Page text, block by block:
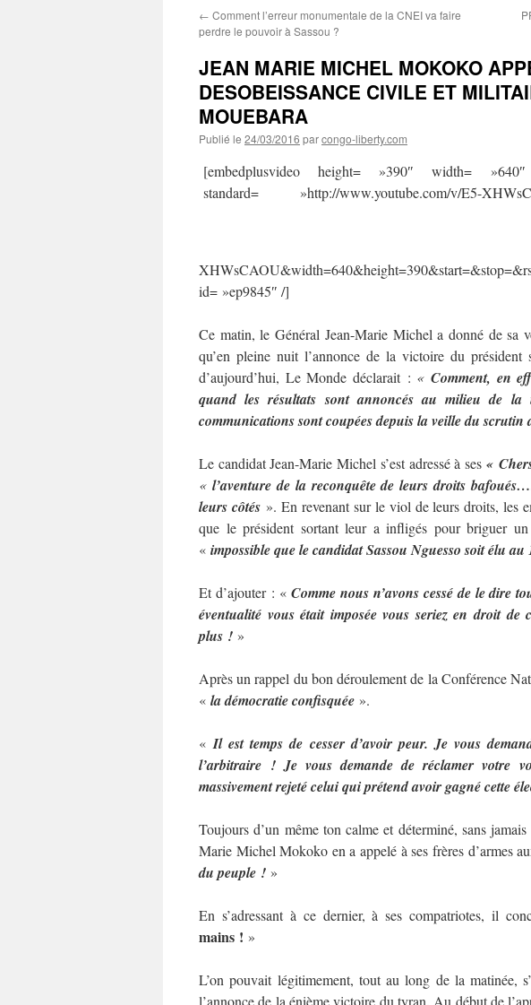
← Comment l’erreur monumentale de la CNEI va faire
perdre le pouvoir à Sassou ?
JEAN MARIE MICHEL MOKOKO
DESOBEISSANCE CIVILE ET
MOUEBARA
Publié le 24/03/2016 parcongo-liberty.com
[embedplusvideo height= »390″ width=
standard= »http://www.youtube.com/v/E5-
id= »ep9845″ /]
Ce matin, le Général Jean-Marie Michel a donné de sa
qu’en pleine nuit l’annonce de la victoire du
d’aujourd’hui, Le Monde déclarait : « Comment, en
quand les résultats sont annoncés au milieu de la
communications sont coupées depuis la veille du scrutin
Le candidat Jean-Marie Michel s’est adressé à ses «
« l’aventure de la reconquête de leurs droits
leurs côtés». En revenant sur le viol de leurs droits, les
que le président sortant leur a infligés pour briguer
« impossible que le candidat Sassou Nguesso soit élu au
Et d’ajouter : «Comme nous n’avons cessé de le dire
éventualité vous était imposée vous seriez en droit
plus ! »
Après un rappel du bon déroulement de la Conférence
« la démocratie confisquée ».
«Il est temps de cesser d’avoir peur. Je vous
l’arbitraire ! Je vous demande de réclamer votre
massivement rejeté celui qui prétend avoir gagné cette
Toujours d’un même ton calme et déterminé, sans
Marie Michel Mokoko en a appelé à ses frères d’armes
du peuple ! »
En s’adressant à ce dernier, à ses compatriotes, il
mains ! »
L’on pouvait légitimement, tout au long de la matinée,
l’annonce de la énième victoire du tyran. Au début de